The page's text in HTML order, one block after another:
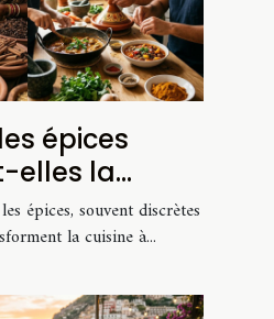
épices
elles la
?
épices, souvent discrètes
la cuisine à...